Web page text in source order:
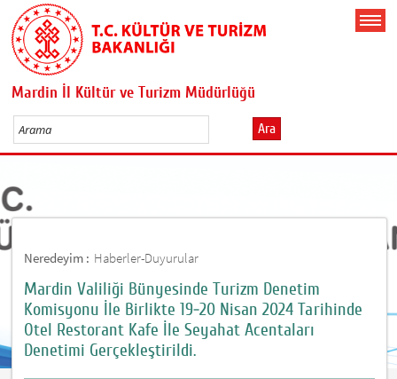
Mardin İl Kültür ve Turizm Müdürlüğü
Ara
Neredeyim : Haberler-Duyurular
Mardin Valiliği Bünyesinde Turizm Denetim
Komisyonu İle Birlikte 19-20 Nisan 2024 Tarihinde
Otel Restorant Kafe İle Seyahat Acentaları
Denetimi Gerçekleştirildi.